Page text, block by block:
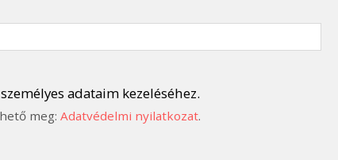
adataim kezeléséhez.
meg:Adatvédelmi nyilatkozat.